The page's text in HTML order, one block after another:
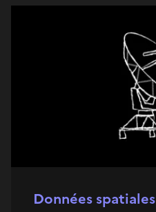
Données spatiales